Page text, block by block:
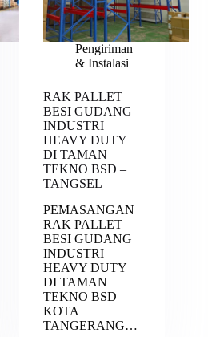
Pengiriman
& Instalasi
RAK PALLET
BESI GUDANG
INDUSTRI
HEAVY DUTY
DI TAMAN
TEKNO BSD –
TANGSEL
PEMASANGAN
RAK PALLET
BESI GUDANG
INDUSTRI
HEAVY DUTY
DI TAMAN
TEKNO BSD –
KOTA
TANGERANG…